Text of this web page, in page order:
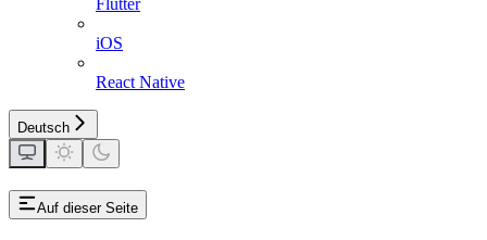
Flutter
iOS
React Native
Deutsch
Auf dieser Seite